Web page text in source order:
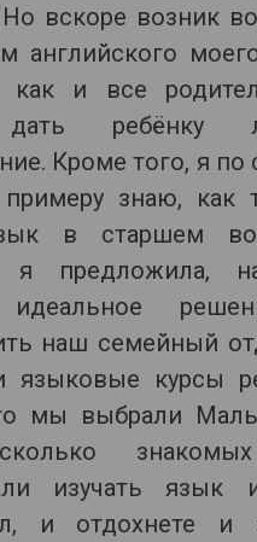
Но вскоре возник
английского
как и все
ребёнку
Кроме того, я по
знаю, как
в старшем
я предложила,
идеальное
наш семейный
языковые курсы
мы выбрали
изучать язык
и отдохнете и